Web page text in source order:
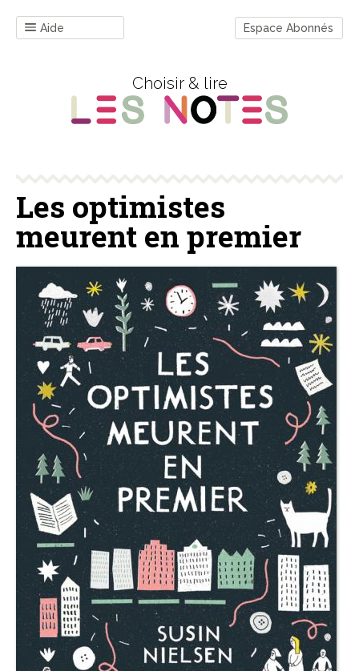
Aide Espace Abonnés
Choisir & lire
Les optimistes
meurent en premier